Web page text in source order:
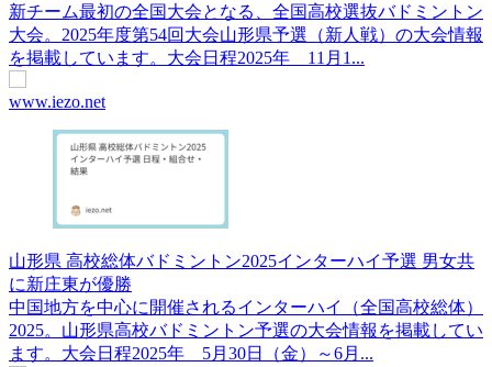
新チーム最初の全国大会となる、全国高校選抜バドミントン
大会。2025年度第54回大会山形県予選（新人戦）の大会情報
を掲載しています。大会日程2025年 11月1...
www.iezo.net
山形県 高校総体バドミントン2025インターハイ予選 男女共
に新庄東が優勝
中国地方を中心に開催されるインターハイ（全国高校総体）
2025。山形県高校バドミントン予選の大会情報を掲載してい
ます。大会日程2025年 5月30日（金）～6月...